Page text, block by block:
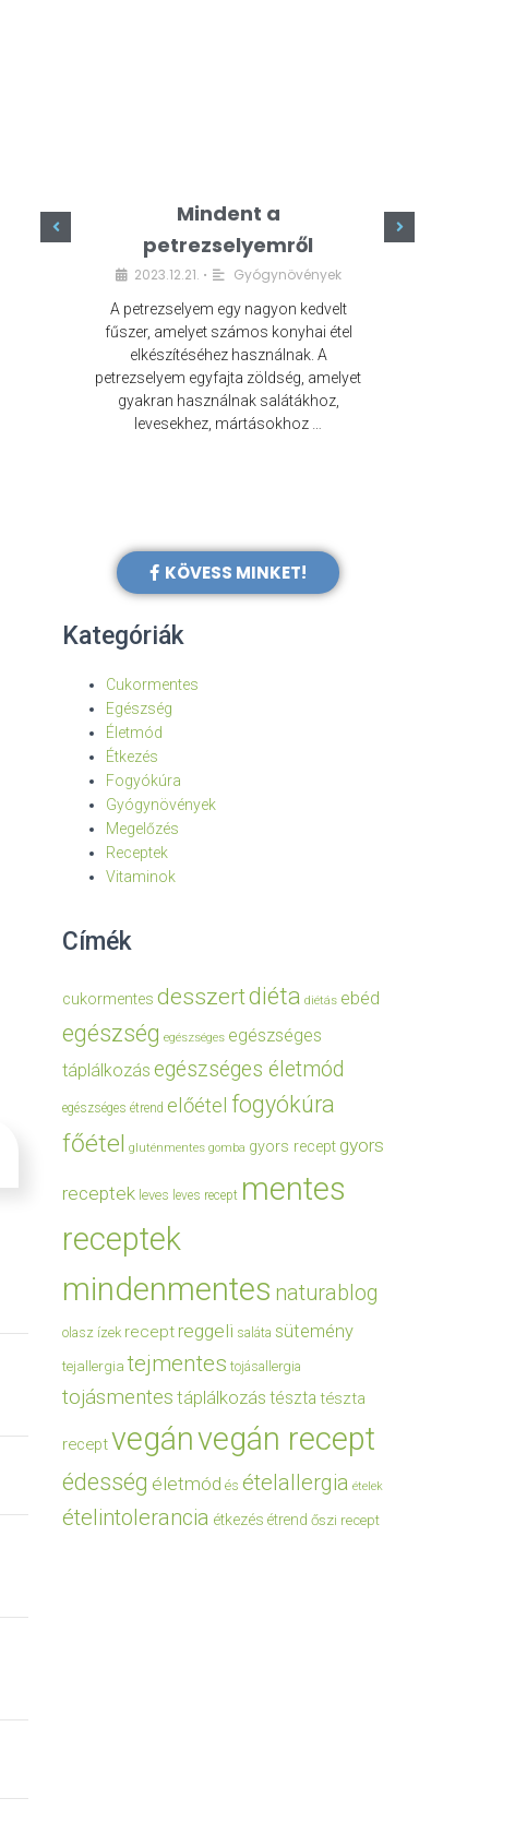
Mindent a
petrezselyemről
2023.12.21. • Gyógynövények
A petrezselyem egy nagyon kedvelt
fűszer, amelyet számos konyhai étel
elkészítéséhez használnak. A
petrezselyem egyfajta zöldség, amelyet
gyakran használnak salátákhoz,
levesekhez, mártásokhoz …
KÖVESS MINKET!
Kategóriák
Cukormentes
Egészség
Életmód
Étkezés
Fogyókúra
Gyógynövények
Megelőzés
Receptek
Vitaminok
Címék
cukormentes desszertdiéta diétás ebéd
egészség egészséges egészséges
táplálkozás egészséges életmód
egészséges étrend előétel fogyókúra
főétel gluténmentes gomba gyors recept gyors
receptek leves leves recept mentes
receptek
mindenmentes naturablog
olasz ízek recept reggeli saláta sütemény
tejallergia tejmentes tojásallergia
tojásmentes táplálkozás tészta tészta
receptvegánvegán recept
édesség életmód és ételallergia ételek
ételintolerancia étkezés étrend őszi recept